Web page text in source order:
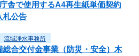
舎で使用するA4再生紙単価契約
札公告
流域浄水事務所
合交付金事業（防災・安全）木